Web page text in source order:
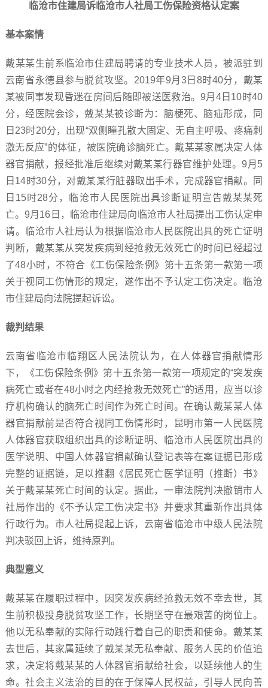
临沧市住建局诉临沧市人社局工伤保险资格认定案
基本案情
戴某某生前系临沧市住建局聘请的专业技术人员，被派驻到
云南省永德县参与脱贫攻坚。2019年9月3日8时40分，戴某
某被同事发现昏迷在房间后随即被送医救治。9月4日10时40
分，经医院会诊，戴某某被诊断为：脑梗死、脑疝形成，同
日23时20分，出现“双侧瞳孔散大固定、无自主呼吸、疼痛刺
激无反应”的体征，被医院确诊脑死亡。戴某某家属决定人体
器官捐献，报经批准后继续对戴某某行器官维护处理。9月5
日14时30分，对戴某某行脏器取出手术，完成器官捐献。同
日15时28分，临沧市人民医院出具诊断证明宣告戴某某死
亡。9月16日，临沧市住建局向临沧市人社局提出工伤认定申
请。临沧市人社局认为根据临沧市人民医院出具的死亡证明
判断，戴某某从突发疾病到经抢救无效死亡的时间已经超过
了48小时，不符合《工伤保险条例》第十五条第一款第一项
关于视同工伤情形的规定，遂作出不予认定工伤决定。临沧
市住建局向法院提起诉讼。
裁判结果
云南省临沧市临翔区人民法院认为，在人体器官捐献情形
下，《工伤保险条例》第十五条第一款第一项规定的“突发疾
病死亡或者在48小时之内经抢救无效死亡”的适用，应当以诊
疗机构确认的脑死亡时间作为死亡时间。在确认戴某某人体
器官捐献前是否符合视同工伤情形时，昆明市第一人民医院
人体器官获取组织出具的诊断证明、临沧市人民医院出具的
医学说明、中国人体器官捐献确认登记表等在案证据已形成
完整的证据链，足以推翻《居民死亡医学证明（推断）书》
关于戴某某死亡时间的认定。据此，一审法院判决撤销市人
社局作出的《不予认定工伤决定书》并要求其重新作出具体
行政行为。市人社局提起上诉，云南省临沧市中级人民法院
判决驳回上诉，维持原判。
典型意义
戴某某在履职过程中，因突发疾病经抢救无效不幸去世，其
生前积极投身脱贫攻坚工作，长期坚守在最艰苦的岗位上。
他以无私奉献的实际行动践行着自己的职责和使命。戴某某
去世后，其家属延续了戴某某无私奉献、服务人民的价值追
求，决定将戴某某的人体器官捐献给社会，以延续他人的生
命。社会主义法治的目的在于保障人民权益，引导人民向善